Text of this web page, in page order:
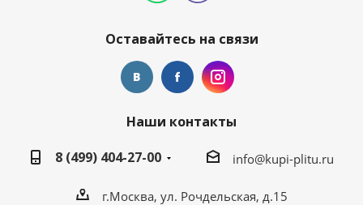
Оставайтесь на связи
Наши контакты
8 (499) 404-27-00
info@kupi-plitu.ru
г.Москва, ул. Рочдельская, д.15